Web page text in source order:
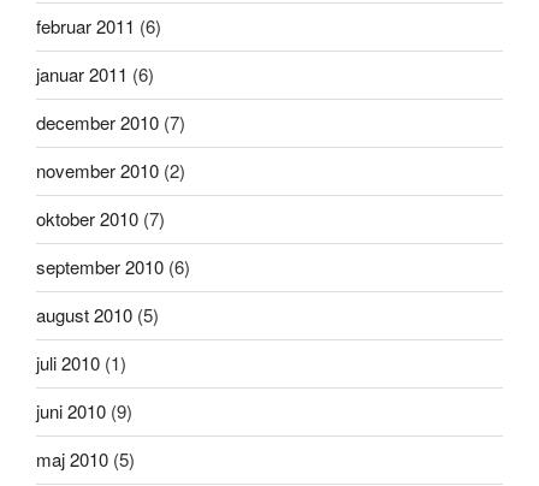
februar 2011 (6)
januar 2011 (6)
december 2010 (7)
november 2010 (2)
oktober 2010 (7)
september 2010 (6)
august 2010 (5)
juli 2010 (1)
juni 2010 (9)
maj 2010 (5)